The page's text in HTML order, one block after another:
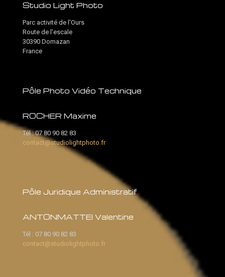
Studio Light Photo
Parc activité de l'Ours
Route de l'escale
30390 Domazan
France
Pôle Photo Vidéo Technique
ROCHER Maxime
Tél :07 80 90 82 83
contact@studiolightphoto.fr
Pôle Juridique Administratif
ANTONMATTEI Valentine
Tél : 07 80 90 82 83
contact@studiolightphoto.fr